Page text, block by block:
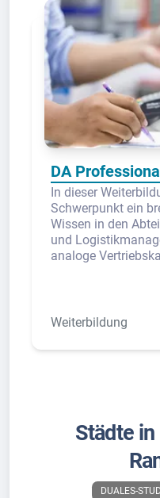
DA
In dieser
Schwerpunkt ein
Wissen in den
und
analoge
Weiterbildung
Städte
DUALES-